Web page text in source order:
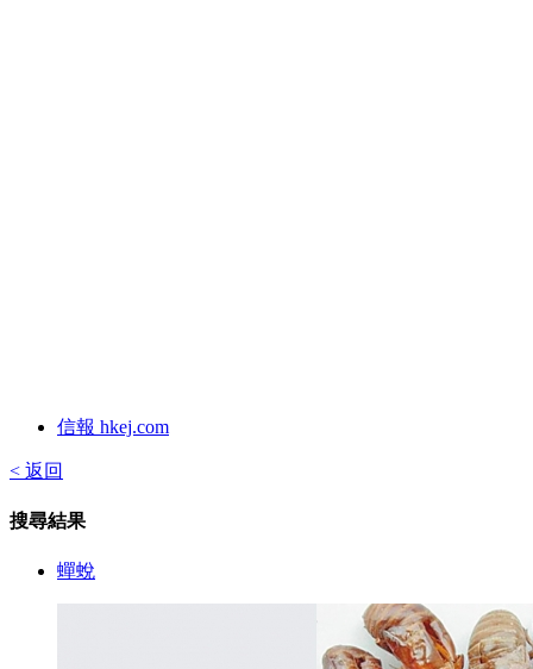
信報 hkej.com
< 返回
搜尋結果
蟬蛻